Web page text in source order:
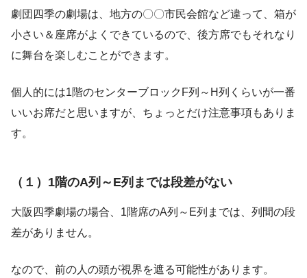
劇団四季の劇場は、地方の〇〇市民会館など違って、箱が
小さい＆座席がよくできているので、後方席でもそれなり
に舞台を楽しむことができます。
個人的には1階のセンターブロックF列～H列くらいが一番
いいお席だと思いますが、ちょっとだけ注意事項もありま
す。
（１）1階のA列～E列までは段差がない
大阪四季劇場の場合、1階席のA列～E列までは、列間の段
差がありません。
なので、前の人の頭が視界を遮る可能性があります。